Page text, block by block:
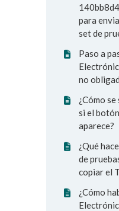
para
set de
Paso a
no
¿Cómo
si el
aparece?
¿Qué
de
copiar el
¿Cómo